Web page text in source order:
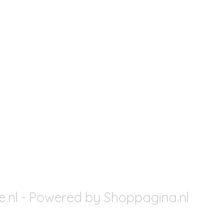
- Powered by Shoppagina.nl